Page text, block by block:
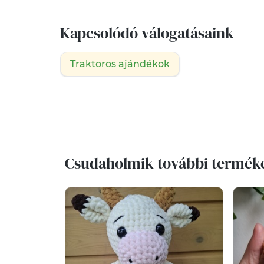
Kapcsolódó válogatásaink
Traktoros ajándékok
Csudaholmik további